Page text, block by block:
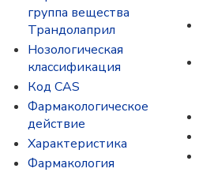
группа вещества
Трандолаприл
Нозологическая
классификация
Код CAS
Фармакологическое
действие
Характеристика
Фармакология